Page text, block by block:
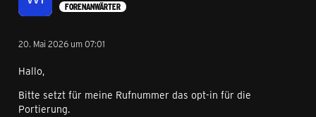
FORENANWÄRTER
20. Mai 2026 um 07:01
Hallo,
Bitte setzt für meine Rufnummer das opt-in für die
Portierung.